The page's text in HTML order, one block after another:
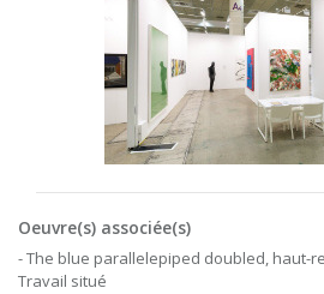
Oeuvre(s) associée(s)
- The blue parallelepiped doubled, haut-
Travail situé